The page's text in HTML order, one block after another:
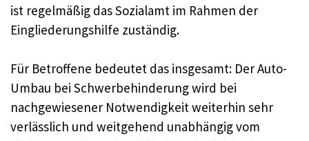
ist regelmäßig das Sozialamt im Rahmen der
Eingliederungshilfe zuständig.
Für Betroffene bedeutet das insgesamt: Der Auto-
Umbau bei Schwerbehinderung wird bei
nachgewiesener Notwendigkeit weiterhin sehr
verlässlich und weitgehend unabhängig vom